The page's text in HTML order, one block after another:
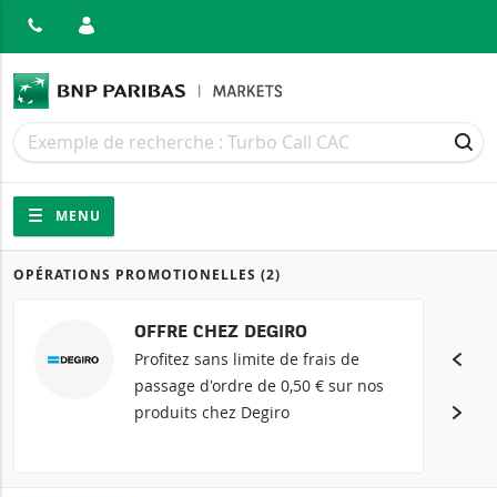
Recherche
Recherche
Navigation
Navigation sur le site
MENU
Produits
OPÉRATIONS PROMOTIONELLES (2)
OFFRE CHEZ DEGIRO
Profitez sans limite de frais de
passage d'ordre de 0,50 € sur nos
produits chez Degiro